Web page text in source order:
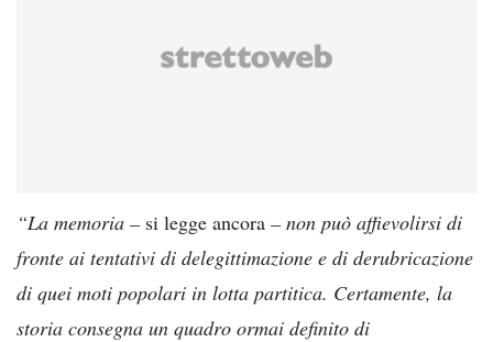
“La memoria – si legge ancora – non può affievolirsi di
fronte ai tentativi di delegittimazione e di derubricazione
di quei moti popolari in lotta partitica. Certamente, la
storia consegna un quadro ormai definito di